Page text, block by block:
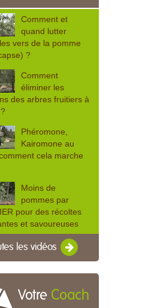
Comment et
quand lutter
vers de la pomme
?
Comment
éliminer les
des arbres fruitiers à
Phéromone,
Kairomone au
cela marche
Moins de
pommes par
pour des récoltes
et savoureuses
les vidéos
Votre Coach